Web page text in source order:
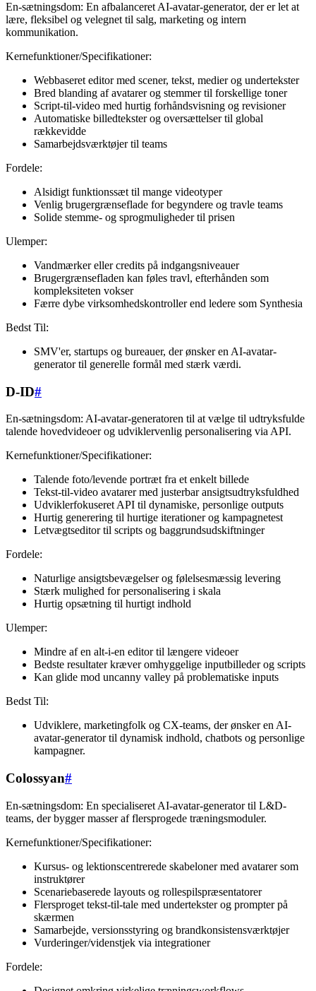
En-sætningsdom: En afbalanceret AI-avatar-generator, der er let at
lære, fleksibel og velegnet til salg, marketing og intern
kommunikation.
Kernefunktioner/Specifikationer:
Webbaseret editor med scener, tekst, medier og undertekster
Bred blanding af avatarer og stemmer til forskellige toner
Script-til-video med hurtig forhåndsvisning og revisioner
Automatiske billedtekster og oversættelser til global
rækkevidde
Samarbejdsværktøjer til teams
Fordele:
Alsidigt funktionssæt til mange videotyper
Venlig brugergrænseflade for begyndere og travle teams
Solide stemme- og sprogmuligheder til prisen
Ulemper:
Vandmærker eller credits på indgangsniveauer
Brugergrænsefladen kan føles travl, efterhånden som
kompleksiteten vokser
Færre dybe virksomhedskontroller end ledere som Synthesia
Bedst Til:
SMV'er, startups og bureauer, der ønsker en AI-avatar-
generator til generelle formål med stærk værdi.
D-ID#
En-sætningsdom: AI-avatar-generatoren til at vælge til udtryksfulde
talende hovedvideoer og udviklervenlig personalisering via API.
Kernefunktioner/Specifikationer:
Talende foto/levende portræt fra et enkelt billede
Tekst-til-video avatarer med justerbar ansigtsudtryksfuldhed
Udviklerfokuseret API til dynamiske, personlige outputs
Hurtig generering til hurtige iterationer og kampagnetest
Letvægtseditor til scripts og baggrundsudskiftninger
Fordele:
Naturlige ansigtsbevægelser og følelsesmæssig levering
Stærk mulighed for personalisering i skala
Hurtig opsætning til hurtigt indhold
Ulemper:
Mindre af en alt-i-en editor til længere videoer
Bedste resultater kræver omhyggelige inputbilleder og scripts
Kan glide mod uncanny valley på problematiske inputs
Bedst Til:
Udviklere, marketingfolk og CX-teams, der ønsker en AI-
avatar-generator til dynamisk indhold, chatbots og personlige
kampagner.
Colossyan#
En-sætningsdom: En specialiseret AI-avatar-generator til L&D-
teams, der bygger masser af flersprogede træningsmoduler.
Kernefunktioner/Specifikationer:
Kursus- og lektionscentrerede skabeloner med avatarer som
instruktører
Scenariebaserede layouts og rollespilspræsentatorer
Flersproget tekst-til-tale med undertekster og prompter på
skærmen
Samarbejde, versionsstyring og brandkonsistensværktøjer
Vurderinger/videnstjek via integrationer
Fordele: